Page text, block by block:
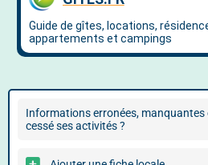
Informations erronées,
cessé ses activités ?